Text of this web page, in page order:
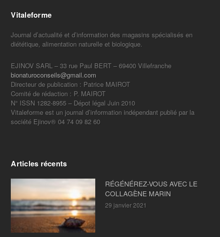
Vitaleforme
Journal d’actualité et d’information des magasins spécialisés en
diététique, alimentation naturelle et biologique.
EJINOV SARL – 33 rue Paul BERT – 69400 Villefranche
bionaturoconseils@gmail.com
Directeur de publication : Patrice MAIROT
Comité de rédaction : P. MAIROT
N° ISSN 1282-8955 – Dépot légal Juin 2010
Vitaleforme est un journal d’information indépendant publié par la
société Ejinov® 04 74 09 82 60
Articles récents
RÉGÉNÉREZ-VOUS AVEC LE
COLLAGÈNE MARIN
29 janvier 2021